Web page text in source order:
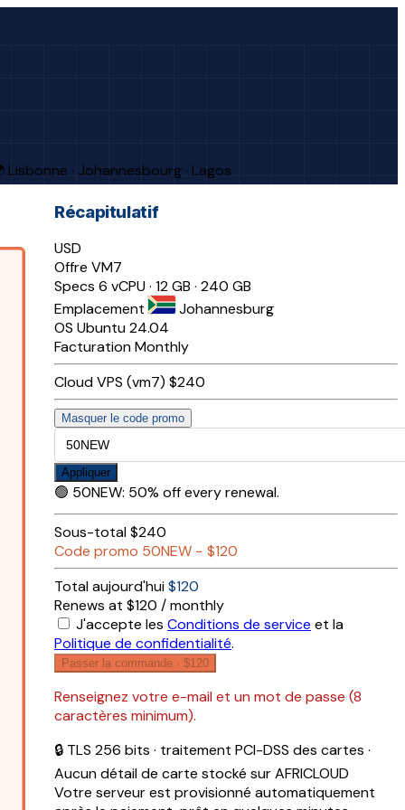
Lisbonne · Johannesbourg · Lagos
Récapitulatif
USD
Offre VM7
Specs 6 vCPU · 12 GB · 240 GB
Emplacement
Johannesburg
OS Ubuntu 24.04
FacturationMonthly
Cloud VPS (vm7) $240
Masquer le code promo
Appliquer
🟢 50NEW: 50% off every renewal.
Sous-total$240
Code promo 50NEW − $120
Total aujourd'hui$120
Renews at $120 / monthly
J'accepte les Conditions de service et la
Politique de confidentialité.
Passer la commande · $120
Renseignez votre e-mail et un mot de passe (8
caractères minimum).
🔒 TLS 256 bits · traitement PCI-DSS des cartes ·
Aucun détail de carte stocké sur AFRICLOUD
Votre serveur est provisionné automatiquement